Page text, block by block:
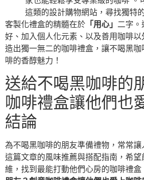
這類的設計購物網站，尋找獨特
客製化禮盒的精髓在於 「用心」 二字。
好、加入個人化元素、以及善用咖啡
造出獨一無二的咖啡禮盒，讓不喝黑咖
啡的香醇魅力！
送給不喝黑咖啡的
咖啡禮盒讓他們也
結論
為不喝黑咖啡的朋友準備禮物，常常
這篇文章的風味推薦與搭配指南，希
維，找到最能打動他們心房的咖啡禮盒